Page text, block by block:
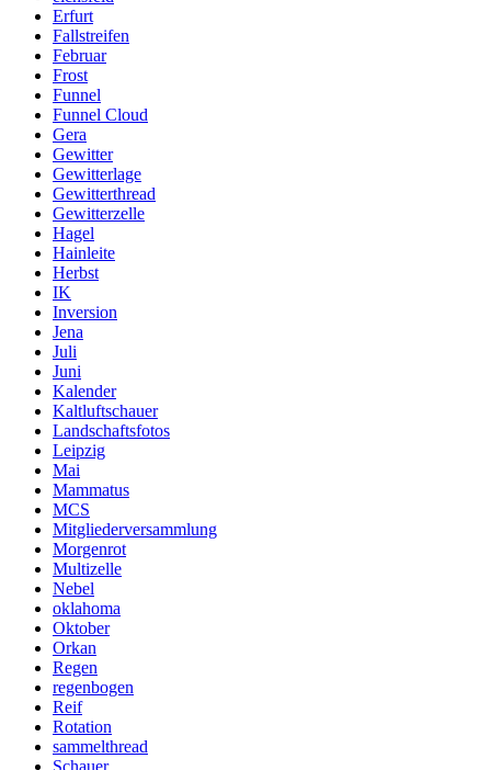
Erfurt
Fallstreifen
Februar
Frost
Funnel
Funnel Cloud
Gera
Gewitter
Gewitterlage
Gewitterthread
Gewitterzelle
Hagel
Hainleite
Herbst
IK
Inversion
Jena
Juli
Juni
Kalender
Kaltluftschauer
Landschaftsfotos
Leipzig
Mai
Mammatus
MCS
Mitgliederversammlung
Morgenrot
Multizelle
Nebel
oklahoma
Oktober
Orkan
Regen
regenbogen
Reif
Rotation
sammelthread
Schauer